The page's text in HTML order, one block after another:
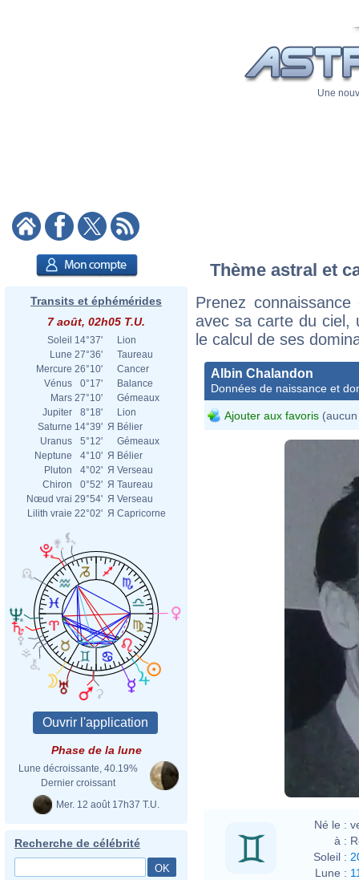
Une
Transits et éphémérides
7 août, 02h05 T.U.
Soleil 14°37'
Lion
Lune 27°36'
Taureau
Mercure 26°10'
Cancer
Vénus
0°17'
Balance
Mars 27°10'
Gémeaux
Jupiter
8°18'
Lion
Saturne 14°39' Я Bélier
Uranus
5°12'
Gémeaux
Neptune
4°10' Я Bélier
Pluton
4°02' Я Verseau
Chiron
0°52' Я Taureau
Nœud vrai 29°54' Я Verseau
Lilith vraie 22°02' Я Capricorne
Phase de la lune
Lune décroissante, 40.19%
Dernier croissant
Mer. 12 août 17h37 T.U.
Recherche de célébrité
Thème astral et
Prenez
avec sa carte du ciel,
le calcul de ses
Albin Chalandon
Données de naissance et
Ajouter aux favoris
Né le :
à :
Soleil :
Lune :